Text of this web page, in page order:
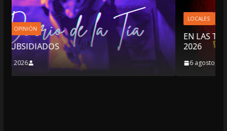
LOCALES OPINIÓN
EN LAS TRIPAS DEL JAGUAR: 06 DE AGOSTO
2026
6 agosto, 2026